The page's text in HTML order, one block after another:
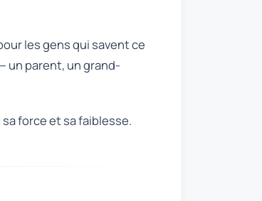
les gens qui savent ce
un parent, un grand-
sa force et sa faiblesse.